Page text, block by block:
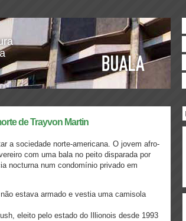
de Trayvon Martin
a sociedade norte-americana. O jovem afro-
com uma bala no peito disparada por
nocturna num condomínio privado em
estava armado e vestia uma camisola
eleito pelo estado do Illionois desde 1993